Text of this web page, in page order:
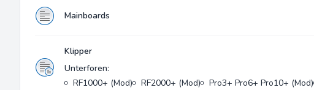
Mainboards
Klipper
Unterforen:
RF1000+ (Mod)
RF2000+ (Mod) Pro3+ Pro6+ Pro10+ (Mod)